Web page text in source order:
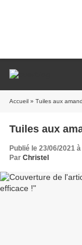
Accueil » Tuiles aux
Tuiles aux
Publié le 23/06/2021
Par Christel